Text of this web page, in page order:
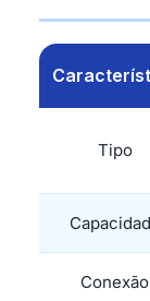
Tipo
Conexão